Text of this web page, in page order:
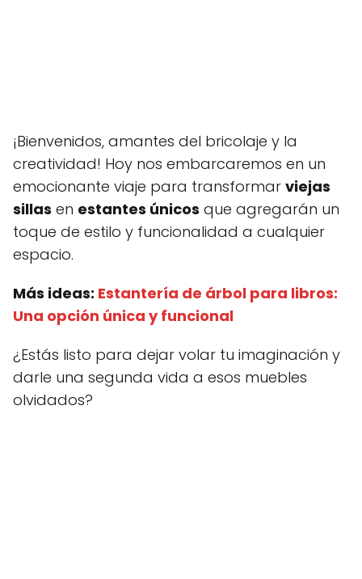
¡Bienvenidos, amantes del bricolaje y la
creatividad! Hoy nos embarcaremos en un
emocionante viaje para transformar viejas
sillas en estantes únicos que agregarán un
toque de estilo y funcionalidad a cualquier
espacio.
Más ideas: Estantería de árbol para libros:
Una opción única y funcional
¿Estás listo para dejar volar tu imaginación y
darle una segunda vida a esos muebles
olvidados?